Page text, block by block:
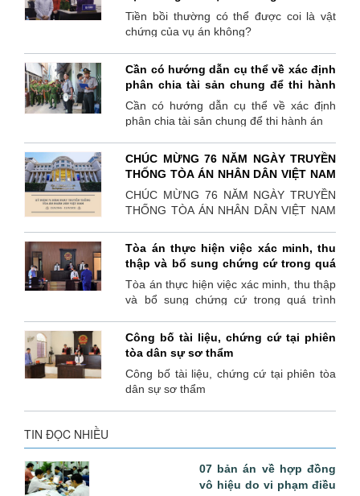
Tiền bồi thường có thể được coi là vật
chứng của vụ án không?
Cần có hướng dẫn cụ thể về xác định
phân chia tài sản chung để thi hành
án
Cần có hướng dẫn cụ thể về xác định
phân chia tài sản chung để thi hành án
CHÚC MỪNG 76 NĂM NGÀY TRUYỀN
THỐNG TÒA ÁN NHÂN DÂN VIỆT NAM
13/9/1945- 13/9/2021
CHÚC MỪNG 76 NĂM NGÀY TRUYỀN
THỐNG TÒA ÁN NHÂN DÂN VIỆT NAM
Tòa án thực hiện việc xác minh, thu
thập và bổ sung chứng cứ trong quá
trình xem xét lại bản án, quyết định
của Tòa án đã có hiệu lực pháp luật
Tòa án thực hiện việc xác minh, thu thập
và bổ sung chứng cứ trong quá trình
án đã có hiệu lực pháp luật
Công bố tài liệu, chứng cứ tại phiên
tòa dân sự sơ thẩm
Công bố tài liệu, chứng cứ tại phiên tòa
dân sự sơ thẩm
TIN ĐỌC NHIỀU
07 bản án về hợp đồng
vô hiệu do vi phạm điều